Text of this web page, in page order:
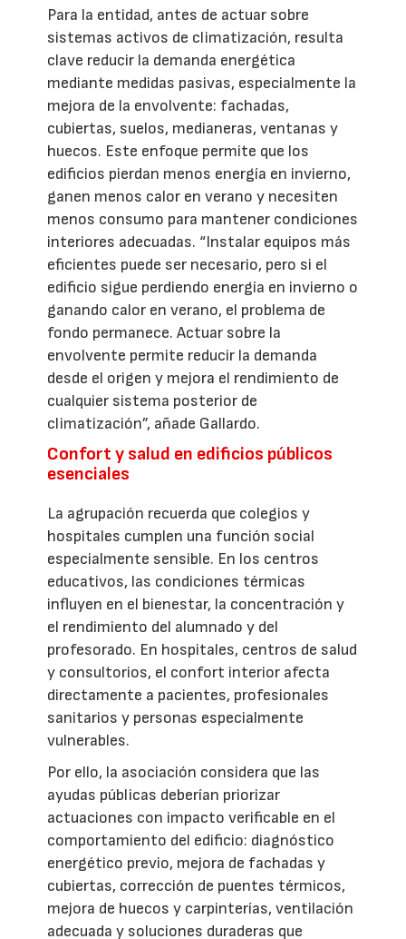
Para la entidad, antes de actuar sobre
sistemas activos de climatización, resulta
clave reducir la demanda energética
mediante medidas pasivas, especialmente la
mejora de la envolvente: fachadas,
cubiertas, suelos, medianeras, ventanas y
huecos. Este enfoque permite que los
edificios pierdan menos energía en invierno,
ganen menos calor en verano y necesiten
menos consumo para mantener condiciones
interiores adecuadas. “Instalar equipos más
eficientes puede ser necesario, pero si el
edificio sigue perdiendo energía en invierno o
ganando calor en verano, el problema de
fondo permanece. Actuar sobre la
envolvente permite reducir la demanda
desde el origen y mejora el rendimiento de
cualquier sistema posterior de
climatización”, añade Gallardo.
Confort y salud en edificios públicos
esenciales
La agrupación recuerda que colegios y
hospitales cumplen una función social
especialmente sensible. En los centros
educativos, las condiciones térmicas
influyen en el bienestar, la concentración y
el rendimiento del alumnado y del
profesorado. En hospitales, centros de salud
y consultorios, el confort interior afecta
directamente a pacientes, profesionales
sanitarios y personas especialmente
vulnerables.
Por ello, la asociación considera que las
ayudas públicas deberían priorizar
actuaciones con impacto verificable en el
comportamiento del edificio: diagnóstico
energético previo, mejora de fachadas y
cubiertas, corrección de puentes térmicos,
mejora de huecos y carpinterías, ventilación
adecuada y soluciones duraderas que